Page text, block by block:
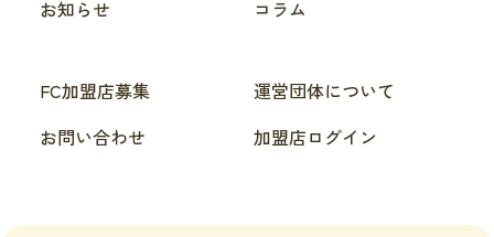
お知らせ
コラム
FC加盟店募集
運営団体について
お問い合わせ
加盟店ログイン